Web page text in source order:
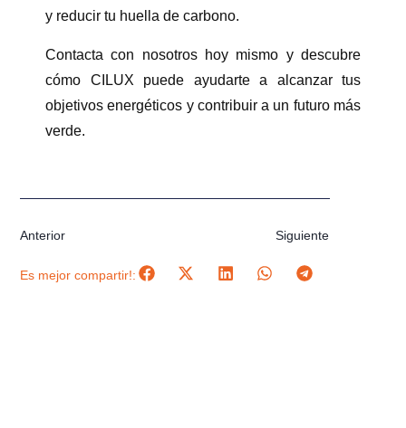
y reducir tu huella de carbono.
Contacta con nosotros hoy mismo y descubre
cómo CILUX puede ayudarte a alcanzar tus
objetivos energéticos y contribuir a un futuro más
verde.
Anterior Siguiente
Es mejor compartir!: